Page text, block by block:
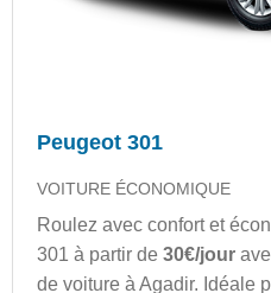
Peugeot 301
VOITURE ÉCONOMIQUE
Roulez avec confort et
301 à partir de 30€/jour
de voiture à Agadir. Idéale